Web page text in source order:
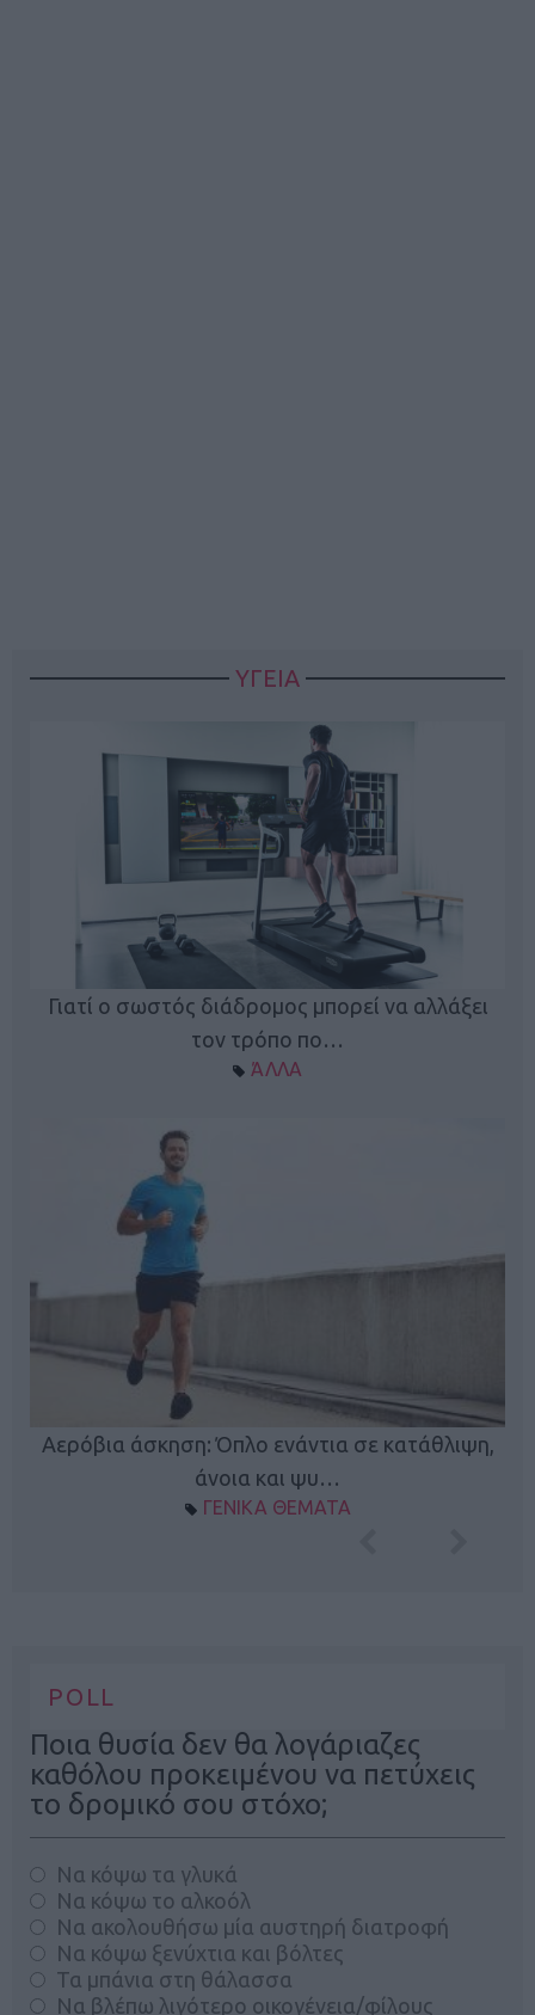
ΥΓΕΙΑ
Γιατί ο σωστός διάδρομος μπορεί να αλλάξει
τον τρόπο πο…
ΆΛΛΑ
Αερόβια άσκηση: Όπλο ενάντια σε κατάθλιψη,
άνοια και ψυ…
ΓΕΝΙΚΑ ΘΕΜΑΤΑ
POLL
Ποια θυσία δεν θα λογάριαζες
καθόλου προκειμένου να πετύχεις
το δρομικό σου στόχο;
Να κόψω τα γλυκά
Να κόψω το αλκοόλ
Να ακολουθήσω μία αυστηρή διατροφή
Να κόψω ξενύχτια και βόλτες
Τα μπάνια στη θάλασσα
Να βλέπω λιγότερο οικογένεια/φίλους